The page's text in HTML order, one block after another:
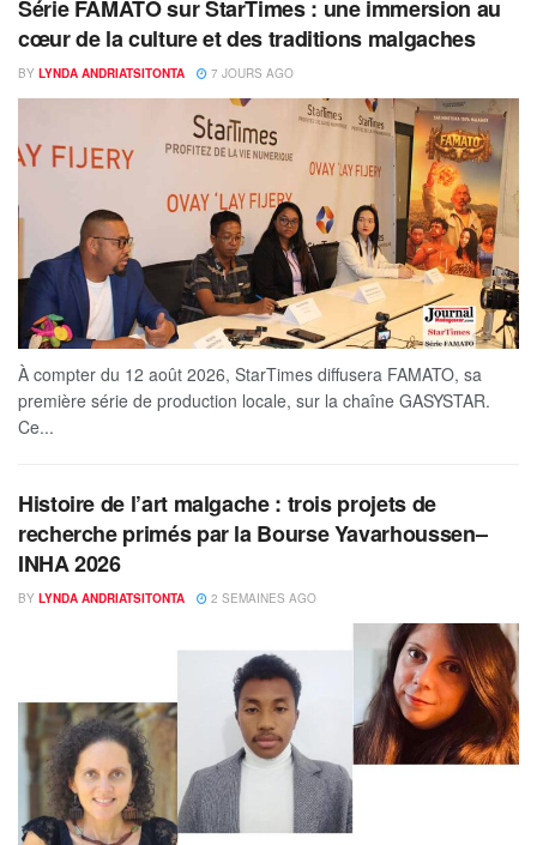
Série FAMATO sur StarTimes : une immersion au
cœur de la culture et des traditions malgaches
BY LYNDA ANDRIATSITONTA 7 JOURS AGO
À compter du 12 août 2026, StarTimes diffusera FAMATO, sa
première série de production locale, sur la chaîne GASYSTAR.
Ce...
Histoire de l’art malgache : trois projets de
recherche primés par la Bourse Yavarhoussen–
INHA 2026
BY LYNDA ANDRIATSITONTA 2 SEMAINES AGO